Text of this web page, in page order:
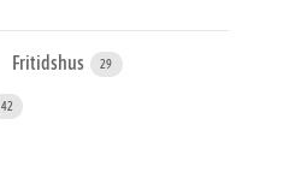
Fritidshus 29
42